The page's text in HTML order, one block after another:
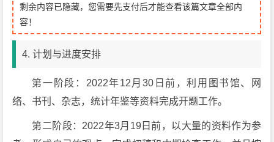
剩余内容已隐藏，您需要先支付后才能查看该篇文章全部内
容！
4. 计划与进度安排
第一阶段：2022年12月30日前，利用图书馆、网
络、书刊、杂志，统计年鉴等资料完成开题工作。
第二阶段：2022年3月19日前，以大量的资料作为参